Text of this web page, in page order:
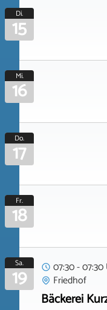
Di.
15
Mi.
16
Do.
17
Fr.
18
Sa.
19
07:30 -
Friedhof
Bäckerei